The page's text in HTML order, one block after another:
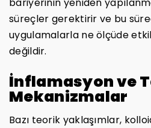
bariyerinin yeniden
süreçler gerektirir ve bu
uygulamalarla ne ölçüde
değildir.
İnflamasyon ve
Mekanizmalar
Bazı teorik yaklaşımlar,